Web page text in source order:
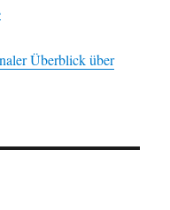
Überblick über